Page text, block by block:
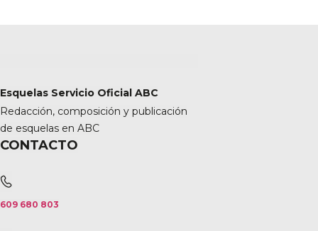
Esquelas Servicio Oficial ABC
Redacción, composición y publicación
de esquelas en ABC
CONTACTO
609 680 803